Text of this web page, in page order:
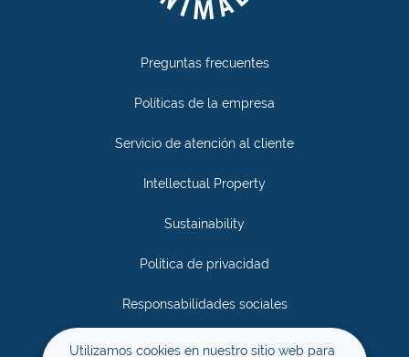
Preguntas frecuentes
Políticas de la empresa
Servicio de atención al cliente
Intellectual Property
Sustainability
Política de privacidad
Responsabilidades sociales
Utilizamos cookies en nuestro sitio web para